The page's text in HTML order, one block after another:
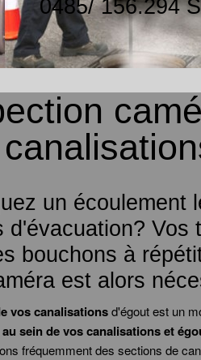
0485/ 156.294
un écoulement
d'évacuation? Vos
bouchons à
est alors
vos canalisationsd'égout est un
sein de vos canalisations et
fréquemment des sections de